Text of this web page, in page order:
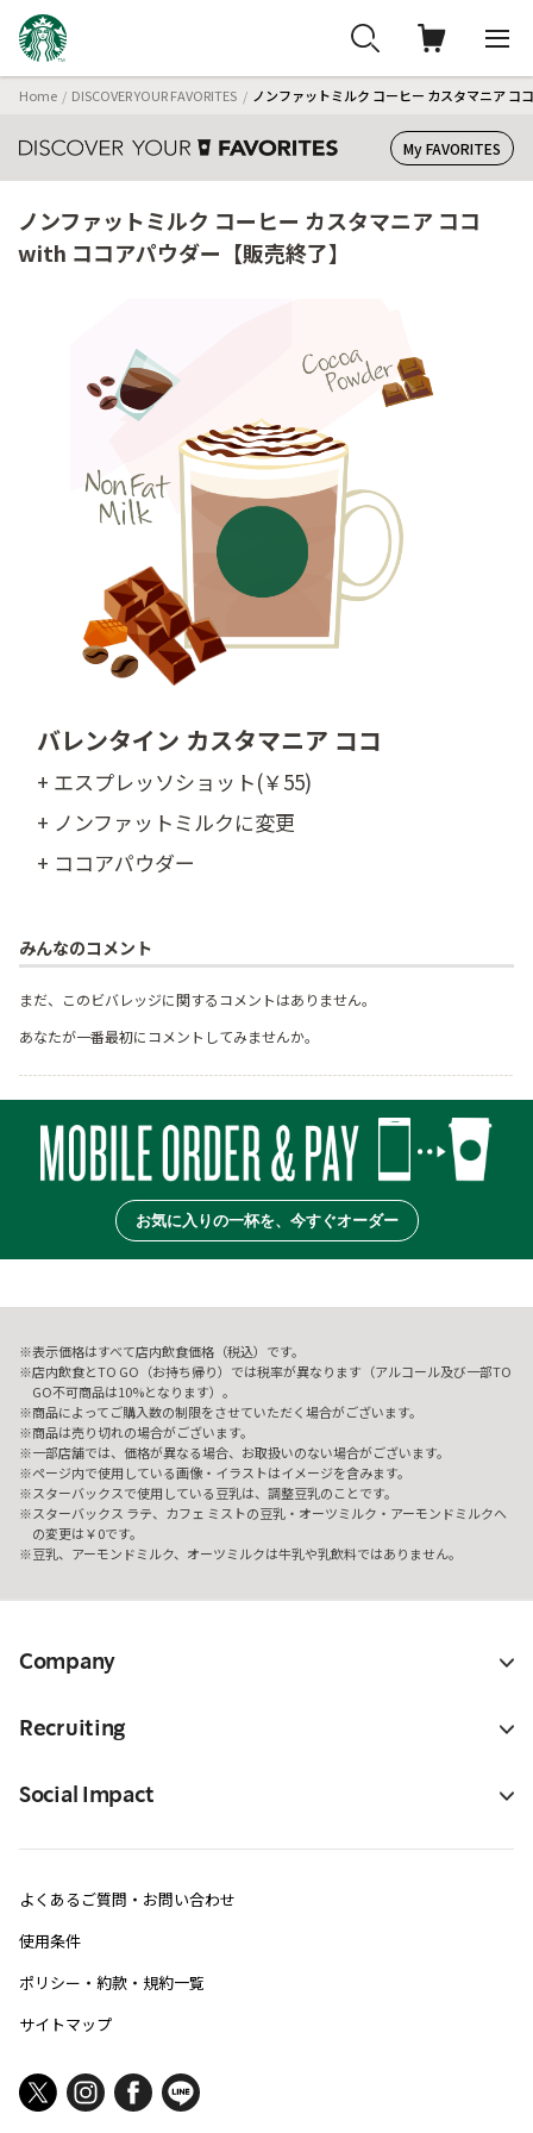
Home DISCOVER YOUR FAVORITES ノンファットミルク コーヒー カスタマニア コ
My FAVORITES
ノンファットミルク コーヒー カスタマニア ココ
with ココアパウダー【販売終了】
バレンタイン カスタマニア ココ
+ エスプレッソショット(￥55)
+ ノンファットミルクに変更
+ ココアパウダー
みんなのコメント
まだ、このビバレッジに関するコメントはありません。
あなたが一番最初にコメントしてみませんか。
お気に入りの一杯を、今すぐオーダー
表示価格はすべて店内飲食価格（税込）です。
店内飲食とTO GO（お持ち帰り）では税率が異なります（アルコール及び一部TO
GO不可商品は10%となります）。
商品によってご購入数の制限をさせていただく場合がございます。
商品は売り切れの場合がございます。
一部店舗では、価格が異なる場合、お取扱いのない場合がございます。
ページ内で使用している画像・イラストはイメージを含みます。
スターバックスで使用している豆乳は、調整豆乳のことです。
スターバックス ラテ、カフェ ミストの豆乳・オーツミルク・アーモンドミルクへ
の変更は￥0です。
豆乳、アーモンドミルク、オーツミルクは牛乳や乳飲料ではありません。
Company
Recruiting
Social Impact
よくあるご質問・お問い合わせ
使用条件
ポリシー・約款・規約一覧
サイトマップ